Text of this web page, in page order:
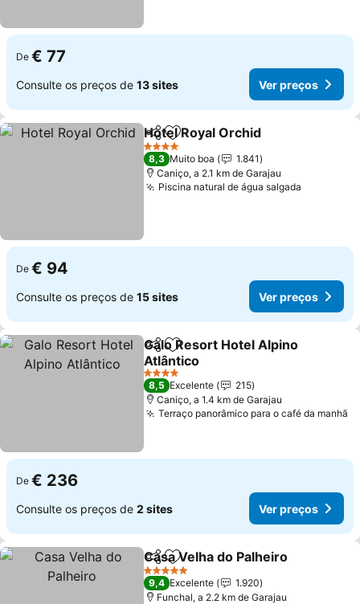
De € 77
Consulte os preços de 13 sites Ver preços
PartilharAdicionar aos favoritos
Hotel Royal Orchid
4 Estrelas
8,3 Muito boa
1.841
Caniço, a 2.1 km de Garajau
Piscina natural de água salgada
De € 94
Consulte os preços de 15 sites Ver preços
PartilharAdicionar aos favoritos
Galo Resort Hotel Alpino
Atlântico
Ver preços
4 Estrelas
8,5 Excelente
215
Caniço, a 1.4 km de Garajau
Terraço panorâmico para o café da manhã
De € 236
Consulte os preços de 2 sites Ver preços
PartilharAdicionar aos favoritos
Casa Velha do Palheiro
5 Estrelas
9,4 Excelente
1.920
Funchal, a 2.2 km de Garajau